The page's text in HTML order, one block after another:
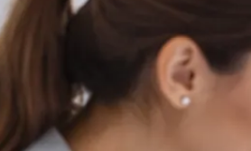
Organisationen
& Prozessprüfungen